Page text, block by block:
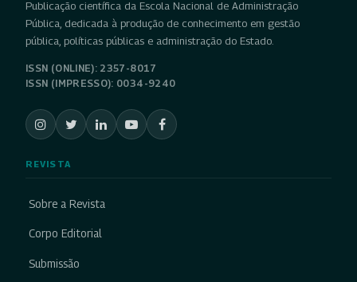
Publicação científica da Escola Nacional de Administração
Pública, dedicada à produção de conhecimento em gestão
pública, políticas públicas e administração do Estado.
ISSN (ONLINE): 2357-8017
ISSN (IMPRESSO): 0034-9240
REVISTA
Sobre a Revista
Corpo Editorial
Submissão